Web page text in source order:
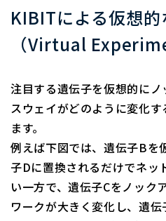
KIBITによる仮想的
（Virtual
注目する遺伝子を仮想的に
スウェイがどのように変化
ます。
例えば下図では、遺伝子Bを
子Dに置換されるだけでネッ
い一方で、遺伝子Cをノック
ワークが大きく変化し、遺